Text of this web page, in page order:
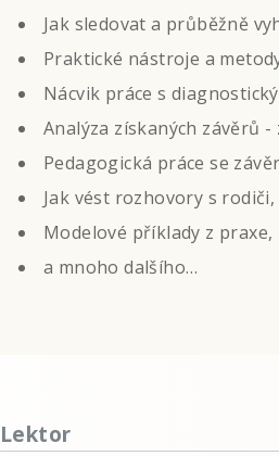
Jak sledovat a průběžně
Praktické nástroje a
Nácvik práce s
Analýza získaných závěrů
Pedagogická práce se
Jak vést rozhovory s
Modelové příklady z
a mnoho dalšího…
Lektor